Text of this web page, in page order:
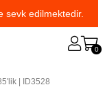
sevk edilmektedir.
0
| ID3528